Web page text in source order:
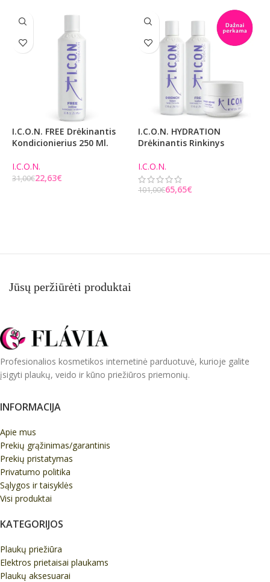
I.C.O.N. FREE Drėkinantis
Kondicionierius 250 Ml.
I.C.O.N.
31,00€22,63€
I.C.O.N. HYDRATION
Drėkinantis Rinkinys
I.C.O.N.
101,00€65,65€
Jūsų peržiūrėti produktai
Profesionalios kosmetikos internetinė parduotuvė, kurioje galite
įsigyti plaukų, veido ir kūno priežiūros priemonių.
INFORMACIJA
Apie mus
Prekių grąžinimas/garantinis
Prekių pristatymas
Privatumo politika
Sąlygos ir taisyklės
Visi produktai
KATEGORIJOS
Plaukų priežiūra
Elektros prietaisai plaukams
Plaukų aksesuarai